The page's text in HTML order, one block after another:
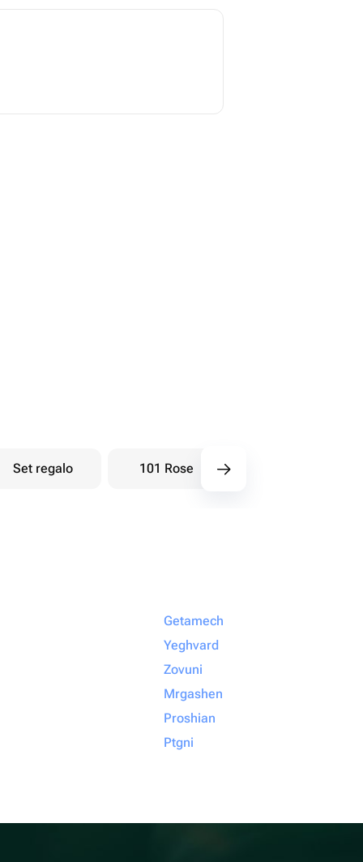
Set regalo 101 Rose
Getamech
Yeghvard
Zovuni
Mrgashen
Proshian
Ptgni